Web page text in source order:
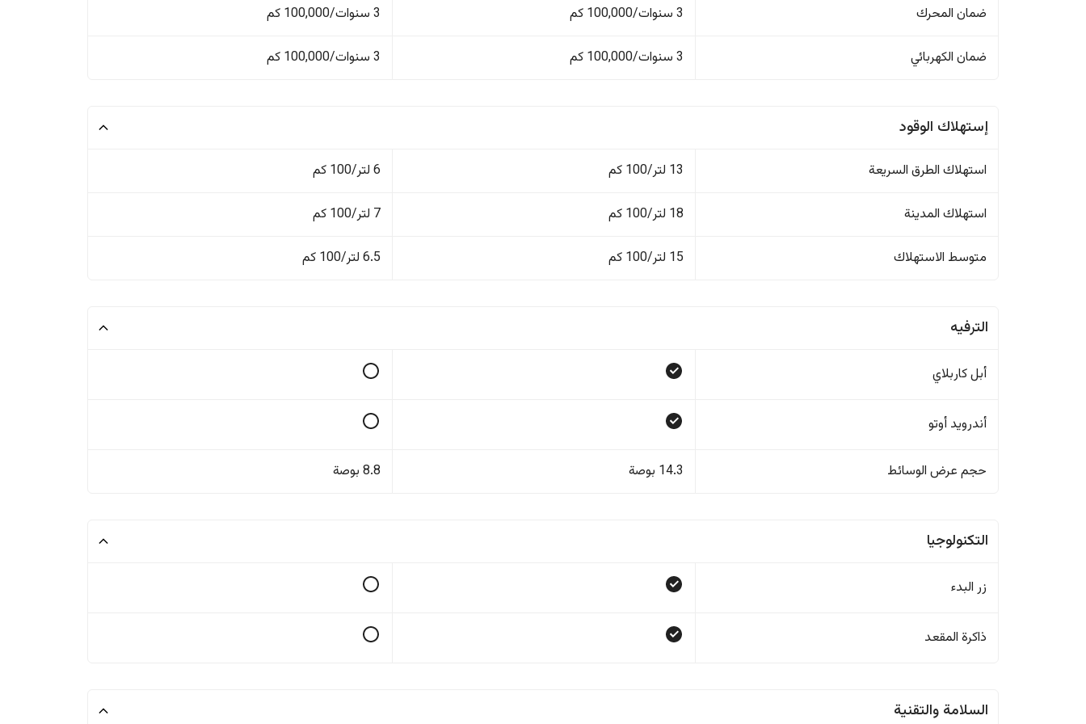
ضمان المحرك 3 سنوات/100,000 كم 3 سنوات/100,000 كم
ضمان الكهربائي 3 سنوات/100,000 كم 3 سنوات/100,000 كم
إستهلاك الوقود
استهلاك الطرق السريعة 13 لتر/100 كم 6 لتر/100 كم
استهلاك المدينة 18 لتر/100 كم 7 لتر/100 كم
متوسط الاستهلاك 15 لتر/100 كم 6.5 لتر/100 كم
الترفيه
أبل كاربلاي
أندرويد أوتو
حجم عرض الوسائط 14.3 بوصة 8.8 بوصة
التكنولوجيا
زر البدء
ذاكرة المقعد
السلامة والتقنية